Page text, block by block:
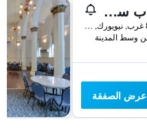
بيت شباب سنترال بارك ويست
201 شارع 87 غرب, نيويورك, NY, الولايات المتحدة الأميريكية
عرض الصفقة